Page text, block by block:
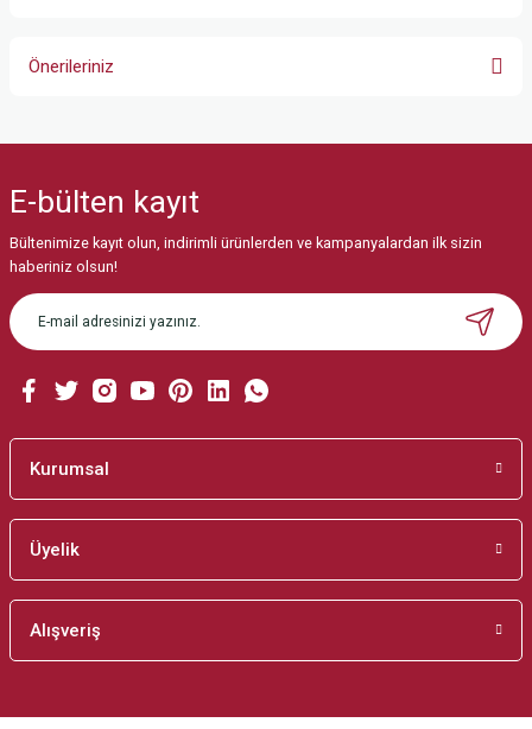
Önerileriniz
Görüş ve önerileriniz için teşekkür ederiz.
Ürün resmi kalitesiz, bozuk veya görüntülenemiyor.
Ürün açıklamasında eksik bilgiler bulunuyor.
Ürün bilgilerinde hatalar bulunuyor.
Bu ürüne benzer farklı alternatifler olmalı.
E-bülten kayıt
Bültenimize kayıt olun, indirimli ürünlerden ve kampanyalardan ilk sizin
haberiniz olsun!
Kurumsal
Üyelik
Alışveriş